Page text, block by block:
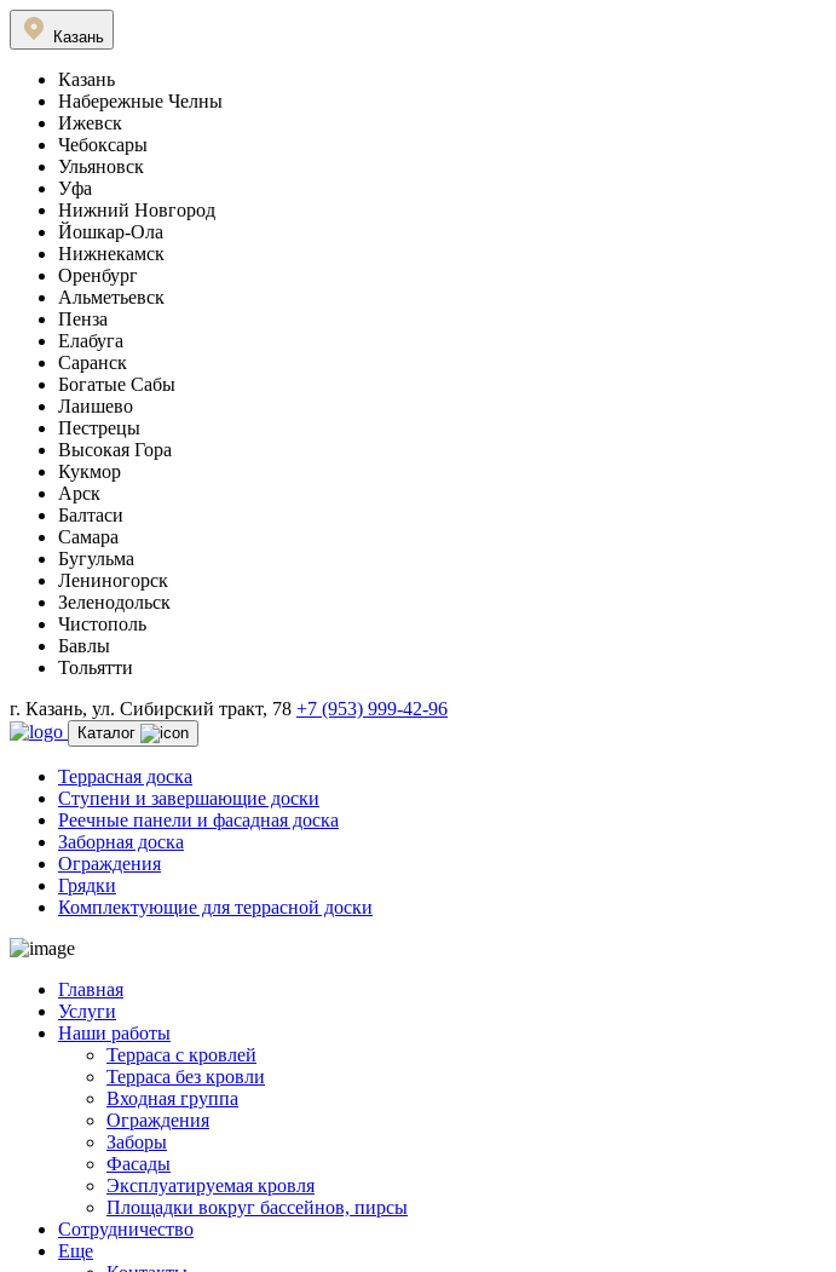
Казань
Казань
Набережные Челны
Ижевск
Чебоксары
Ульяновск
Уфа
Нижний Новгород
Йошкар-Ола
Нижнекамск
Оренбург
Альметьевск
Пенза
Елабуга
Саранск
Богатые Сабы
Лаишево
Пестрецы
Высокая Гора
Кукмор
Арск
Балтаси
Самара
Бугульма
Лениногорск
Зеленодольск
Чистополь
Бавлы
Тольятти
г. Казань, ул. Сибирский тракт, 78 +7 (953) 999-42-96
Каталог
Террасная доска
Ступени и завершающие доски
Реечные панели и фасадная доска
Заборная доска
Ограждения
Грядки
Комплектующие для террасной доски
Главная
Услуги
Наши работы
Терраса с кровлей
Терраса без кровли
Входная группа
Ограждения
Заборы
Фасады
Эксплуатируемая кровля
Площадки вокруг бассейнов, пирсы
Сотрудничество
Еще